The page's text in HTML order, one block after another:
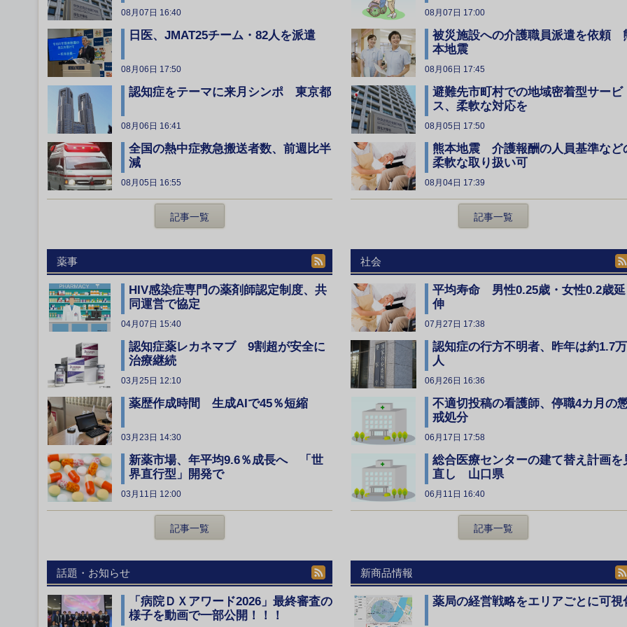
08月07日 16:40
日医、JMAT25チーム・82人を派遣
08月06日 17:50
認知症をテーマに来月シンポ 東京都
08月06日 16:41
全国の熱中症救急搬送者数、前週比半
減
08月05日 16:55
記事一覧
08月07日 17:00
被災施設への介護職員派遣を依頼
本地震
08月06日 17:45
避難先市町村での地域密着型サービ
ス、柔軟な対応を
08月05日 17:50
熊本地震 介護報酬の人員基準など
柔軟な取り扱い可
08月04日 17:39
記事一覧
薬事
HIV感染症専門の薬剤師認定制度、共
同運営で協定
04月07日 15:40
認知症薬レカネマブ 9割超が安全に
治療継続
03月25日 12:10
薬歴作成時間 生成AIで45％短縮
03月23日 14:30
新薬市場、年平均9.6％成長へ 「世
界直行型」開発で
03月11日 12:00
記事一覧
社会
平均寿命 男性0.25歳・女性0.2歳延
伸
07月27日 17:38
認知症の行方不明者、昨年は約1.7万
人
06月26日 16:36
不適切投稿の看護師、停職4カ月の
戒処分
06月17日 17:58
総合医療センターの建て替え計画を
直し 山口県
06月11日 16:40
記事一覧
話題・お知らせ
「病院ＤＸアワード2026」最終審査の
様子を動画で一部公開！！！
新商品情報
薬局の経営戦略をエリアごとに可視